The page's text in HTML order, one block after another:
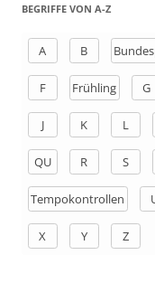
h
BEGRIFFE VON A-Z
A B
F Frühling G
J K L
QU R S
Tempokontrollen
X Y Z